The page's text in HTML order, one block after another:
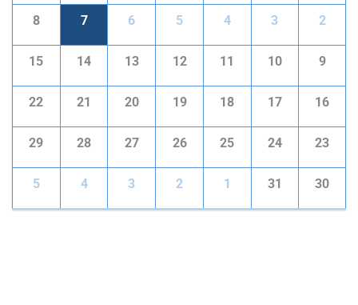
2
3
4
5
6
7
8
9
10
11
12
13
14
15
16
17
18
19
20
21
22
23
24
25
26
27
28
29
30
31
1
2
3
4
5